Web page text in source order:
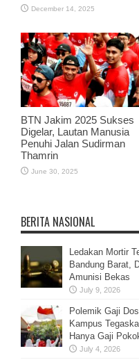
December 14, 2025
BTN Jakim 2025 Sukses
Digelar, Lautan Manusia
Penuhi Jalan Sudirman
Thamrin
June 30, 2025
BERITA NASIONAL
Ledakan Mortir
Bandung Barat,
Amunisi Bekas
July 9, 2026
Polemik Gaji
Kampus
Hanya Gaji
July 4, 2026